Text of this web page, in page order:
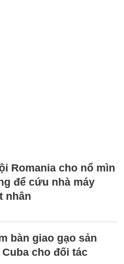
Romania cho nổ mìn
để cứu nhà máy
nhân
bàn giao gạo sản
cho đối tác